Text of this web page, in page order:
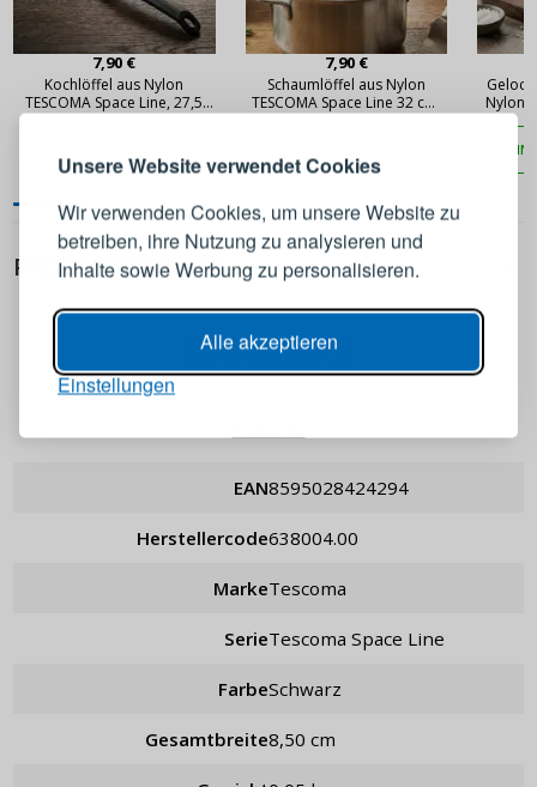
Unsere Website verwendet Cookies
Wir verwenden Cookies, um unsere Website zu
betreiben, ihre Nutzung zu analysieren und
Inhalte sowie Werbung zu personalisieren.
Alle akzeptieren
Einstellungen
7,90 €
Kochlöffel aus Nylon
TESCOMA Space Line, 27,5
cm, schwarz
7,90 €
Schaumlöffel aus Nylon
TESCOMA Space Line 32 cm,
schwarz
Nylon
IN
PRODUKTDETAILS
EAN 8595028424294
Herstellercode 638004.00
Marke Tescoma
Serie Tescoma Space Line
Farbe schwarz
Gesamtbreite 8,50 cm
ANMELDEN REGISTRIEREN
Melden Sie sich bei Ihrem
E-Mail-Adresse
Passwort erinnern